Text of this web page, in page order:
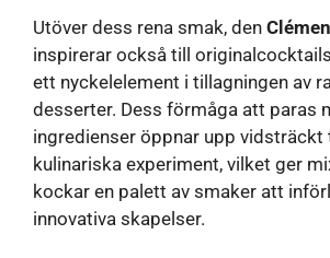
Utöver dess rena smak, den
inspirerar också till
ett nyckelelement i tillagningen av
desserter. Dess förmåga att paras
ingredienser öppnar upp vidsträckt
kulinariska experiment, vilket ger
kockar en palett av smaker att
innovativa skapelser.